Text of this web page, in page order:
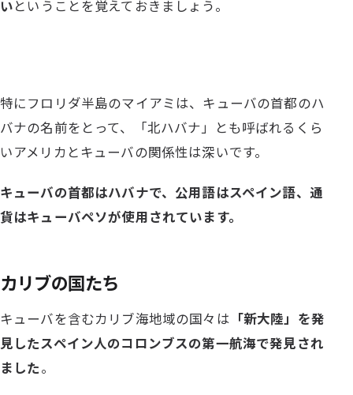
いということを覚えておきましょう。
特にフロリダ半島のマイアミは、キューバの首都のハ
バナの名前をとって、「北ハバナ」とも呼ばれるくら
いアメリカとキューバの関係性は深いです。
キューバの首都はハバナで、公用語はスペイン語、通
貨はキューバペソが使用されています。
カリブの国たち
キューバを含むカリブ海地域の国々は 「新大陸」を発
見したスペイン人のコロンブスの第一航海で発見され
ました。